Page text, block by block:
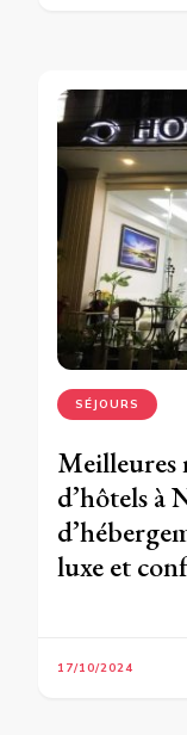
SÉJOURS
Meilleures
d’hôtels à
luxe et
17/10/2024